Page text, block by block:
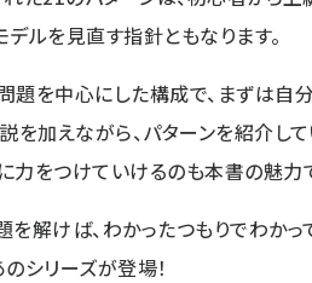
デルを見直す指針ともなります。
題を中心にした構成で、まずは自
説を加えながら、パターンを紹介し
力をつけていけるのも本書の魅力
を解けば、わかったつもりでわか
シリーズが登場！